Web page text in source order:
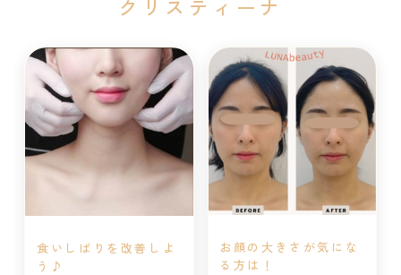
クリスティーナ
食いしばりを改善しよ
う♪
お顔の大きさが気にな
る方は！